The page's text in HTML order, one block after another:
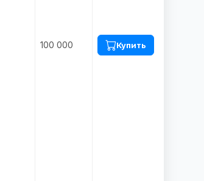
100 000 Купить